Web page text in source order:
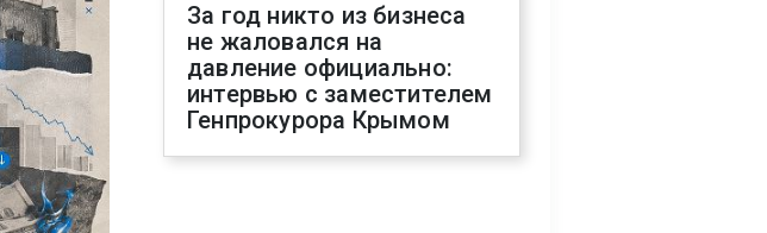
За год никто из бизнеса
не жаловался на
давление официально:
интервью с заместителем
Генпрокурора Крымом